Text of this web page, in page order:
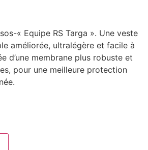
« Equipe RS Targa ». Une veste
améliorée, ultralégère et facile à
d’une membrane plus robuste et
pour une meilleure protection